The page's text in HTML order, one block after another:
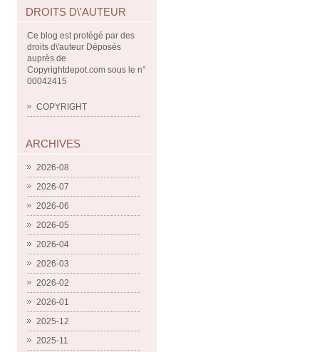
DROITS D\'AUTEUR
Ce blog est protégé par des
droits d\'auteur Déposés
auprès de
Copyrightdepot.com sous le n°
00042415
COPYRIGHT
ARCHIVES
2026-08
2026-07
2026-06
2026-05
2026-04
2026-03
2026-02
2026-01
2025-12
2025-11